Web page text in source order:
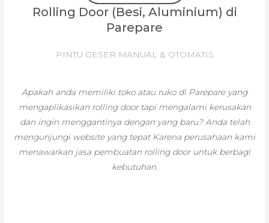
Rolling Door (Besi, Aluminium) di
Parepare
PINTU GESER MANUAL & OTOMATIS
Apakah anda memiliki toko atau ruko di Parepare yang
mengaplikasikan rolling door tapi mengalami kerusakan
dan ingin menggantinya dengan yang baru? Anda telah
mengunjungi website yang tepat Karena perusahaan kami
menawarkan jasa pembuatan rolling door untuk berbagi
kebutuhan.